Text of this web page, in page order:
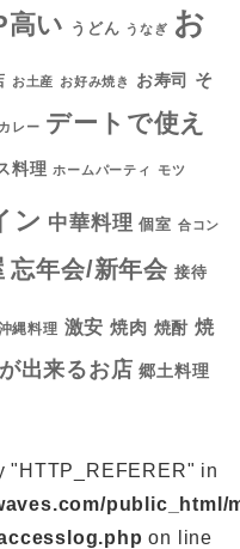
高い うどん うなぎ お
お土産 お好み焼き お寿司 そ
カレー デートで使え
料理 ホームパーティ モツ
ン 中華料理 個室 合コン
忘年会/新年会 接待
縄料理 激安 焼肉 焼酎 焼
出来るお店 郷土料理
"HTTP_REFERER" in
public_html/
on line